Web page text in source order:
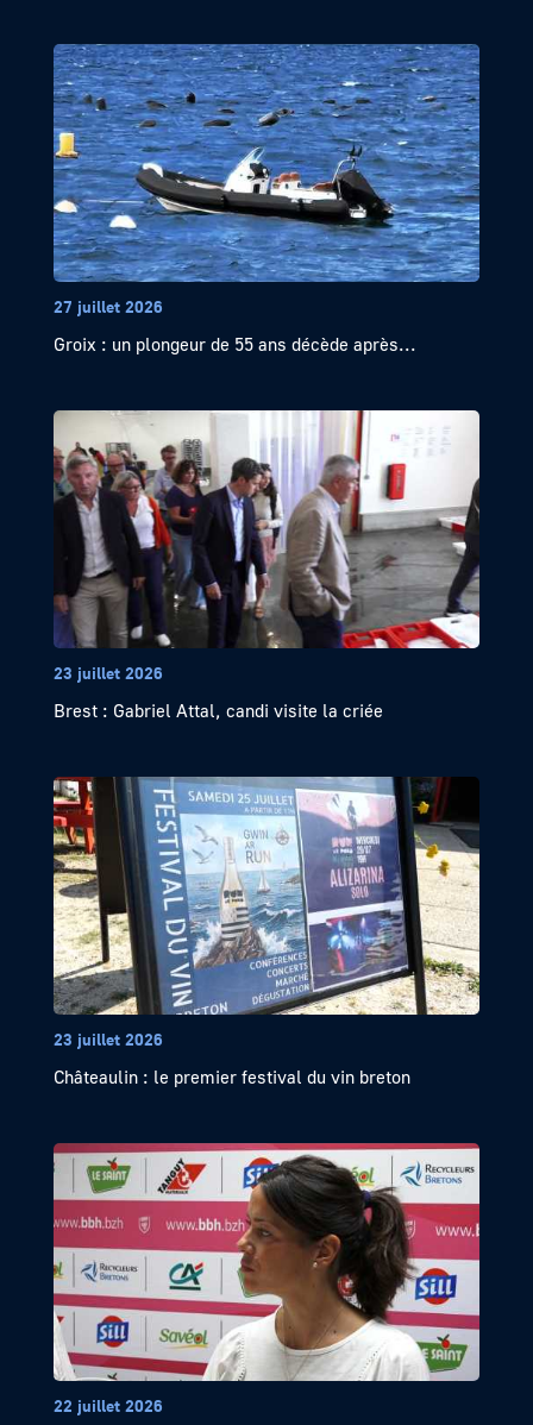
27 juillet 2026
Groix : un plongeur de 55 ans décède après...
23 juillet 2026
Brest : Gabriel Attal, candi visite la criée
23 juillet 2026
Châteaulin : le premier festival du vin breton
22 juillet 2026